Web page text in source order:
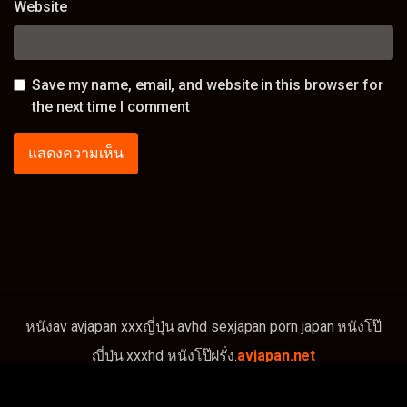
Website
Save my name, email, and website in this browser for
the next time I comment
หนังav avjapan xxxญี่ปุ่น avhd sexjapan porn japan หนังโป๊
ญี่ปุ่น xxxhd หนังโป๊ฝรั่ง.avjapan.net